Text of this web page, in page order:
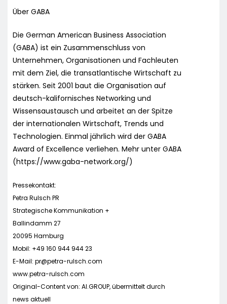
Über GABA
Die German American Business Association
(GABA) ist ein Zusammenschluss von
Unternehmen, Organisationen und Fachleuten
mit dem Ziel, die transatlantische Wirtschaft zu
stärken. Seit 2001 baut die Organisation auf
deutsch-kalifornisches Networking und
Wissensaustausch und arbeitet an der Spitze
der internationalen Wirtschaft, Trends und
Technologien. Einmal jährlich wird der GABA
Award of Excellence verliehen. Mehr unter GABA
(https://www.gaba-network.org/)
Pressekontakt:
Petra Rulsch PR
Strategische Kommunikation +
Ballindamm 27
20095 Hamburg
Mobil: +49 160 944 944 23
E-Mail: pr@petra-rulsch.com
www.petra-rulsch.com
Original-Content von: AI.GROUP, übermittelt durch
news aktuell